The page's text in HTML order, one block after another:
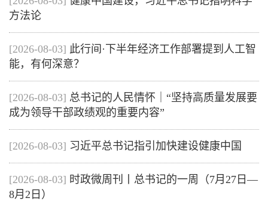
方法论
[2026-08-03] 此行间·下半年经济工作部署提到人工智
能，有何深意？
[2026-08-03] 总书记的人民情怀｜“坚持高质量发展要
成为领导干部政绩观的重要内容”
[2026-08-03] 习近平总书记指引加快建设健康中国
[2026-08-03] 时政微周刊丨总书记的一周（7月27日—
8月2日）